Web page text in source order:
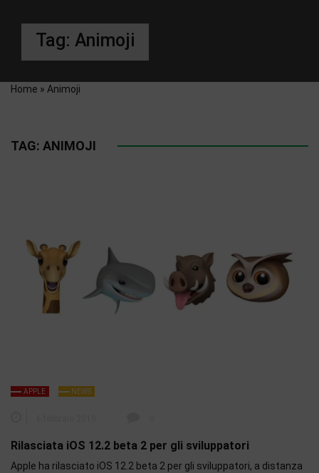
Tag: Animoji
Home » Animoji
TAG: ANIMOJI
APPLE NEWS
Rilasciata iOS 12.2 beta 2 per gli sviluppatori
Apple ha rilasciato iOS 12.2 beta 2 per gli sviluppatori, a distanza